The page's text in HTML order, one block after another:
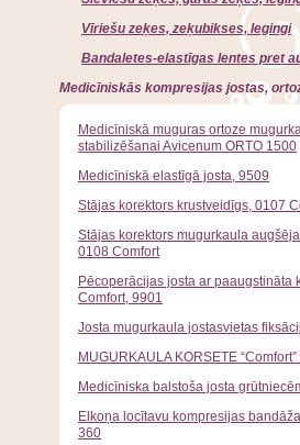
Vīriešu zeķes, zeķubikses, legingi
Bandaletes-elastīgas lentes pret
Medicīniskās kompresijas jostas,
Medicīniskā muguras ortoze
stabilizēšanai Avicenum ORTO 1500
Medicīniskā elastīgā josta, 9509
Stājas korektors krustveidīgs, 0107
Stājas korektors mugurkaula
0108 Comfort
Pēcoperācijas josta ar paaugstināta
Comfort, 9901
Josta mugurkaula jostasvietas
MUGURKAULA KORSETE
Medicīniska balstoša josta
Elkoņa locītavu kompresijas
360